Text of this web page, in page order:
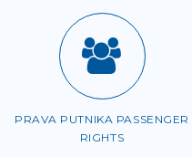
PRAVA PUTNIKA PASSENGER
RIGHTS